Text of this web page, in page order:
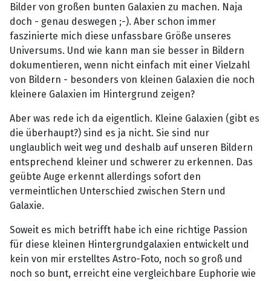
Bilder von großen bunten Galaxien zu machen. Naja
doch - genau deswegen ;-). Aber schon immer
faszinierte mich diese unfassbare Größe unseres
Universums. Und wie kann man sie besser in Bildern
dokumentieren, wenn nicht einfach mit einer Vielzahl
von Bildern - besonders von kleinen Galaxien die noch
kleinere Galaxien im Hintergrund zeigen?
Aber was rede ich da eigentlich. Kleine Galaxien (gibt es
die überhaupt?) sind es ja nicht. Sie sind nur
unglaublich weit weg und deshalb auf unseren Bildern
entsprechend kleiner und schwerer zu erkennen. Das
geübte Auge erkennt allerdings sofort den
vermeintlichen Unterschied zwischen Stern und
Galaxie.
Soweit es mich betrifft habe ich eine richtige Passion
für diese kleinen Hintergrundgalaxien entwickelt und
kein von mir erstelltes Astro-Foto, noch so groß und
noch so bunt, erreicht eine vergleichbare Euphorie wie